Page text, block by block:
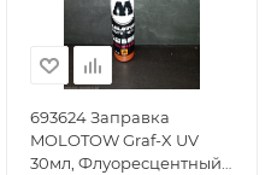
693624 Заправка
MOLOTOW Graf-X UV
30мл, Флуоресцентный